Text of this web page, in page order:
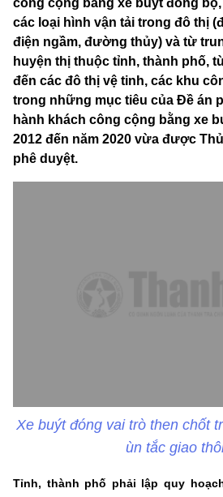
công cộng bằng xe buýt đồng
các loại hình vận tải trong đô thị
điện ngầm, đường thủy) và từ
huyện thị thuộc tỉnh, thành phố,
đến các đô thị vệ tinh, các khu
trong những mục tiêu của Đề án
hành khách công cộng bằng xe
2012 đến năm 2020 vừa được
phê duyệt.
Xe buýt đóng vai trò then chốt
ùn tắc giao
Tỉnh, thành phố phải lập quy